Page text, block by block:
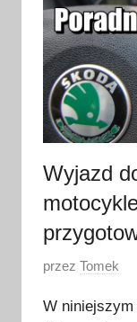
n
i
a
2
0
2
Wyjazd
O
u
przez Tomek
W